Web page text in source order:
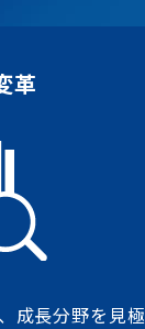
革
成長分野を見極